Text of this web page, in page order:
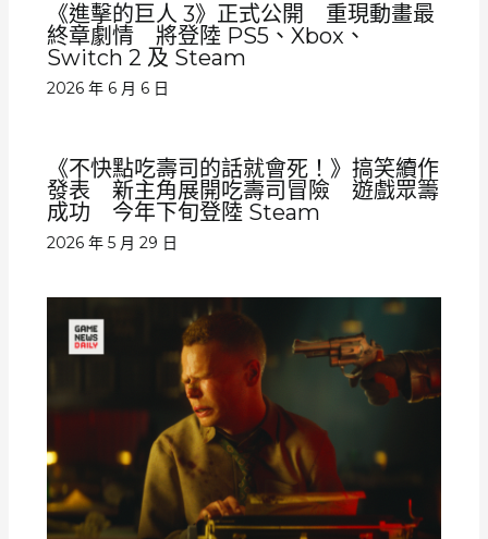
《進擊的巨人 3》正式公開 重現動畫最
終章劇情 將登陸 PS5、Xbox、
Switch 2 及 Steam
2026 年 6 月 6 日
《不快點吃壽司的話就會死！》搞笑續作
發表 新主角展開吃壽司冒險 遊戲眾籌
成功 今年下旬登陸 Steam
2026 年 5 月 29 日